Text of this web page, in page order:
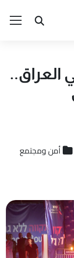
العراق..
أمن ومجتمع